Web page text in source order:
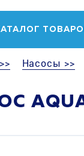
Насосы >>